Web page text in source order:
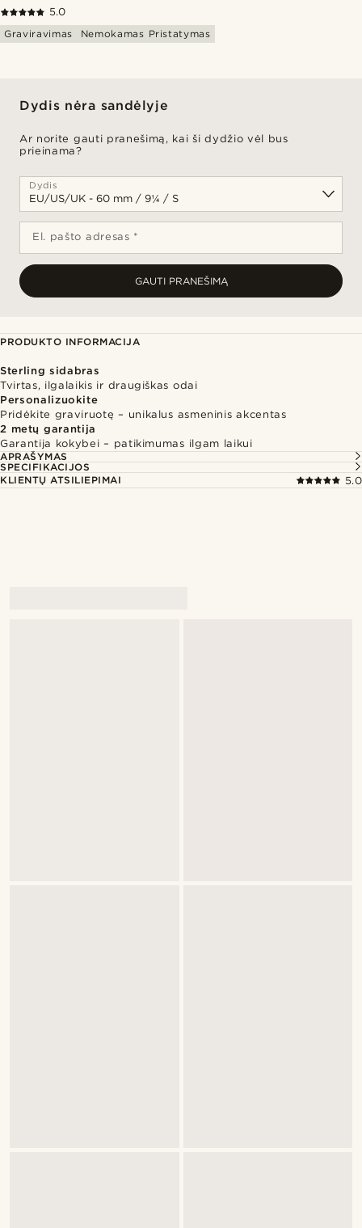
5.0
Graviravimas
Nemokamas Pristatymas
Dydis nėra sandėlyje
Ar norite gauti pranešimą, kai ši dydžio vėl bus
prieinama?
Dydis
El. pašto adresas *
GAUTI PRANEŠIMĄ
PRODUKTO INFORMACIJA
Sterling sidabras
Tvirtas, ilgalaikis ir draugiškas odai
Personalizuokite
Pridėkite graviruotę – unikalus asmeninis akcentas
2 metų garantija
Garantija kokybei – patikimumas ilgam laikui
APRAŠYMAS
SPECIFIKACIJOS
KLIENTŲ ATSILIEPIMAI
5.0